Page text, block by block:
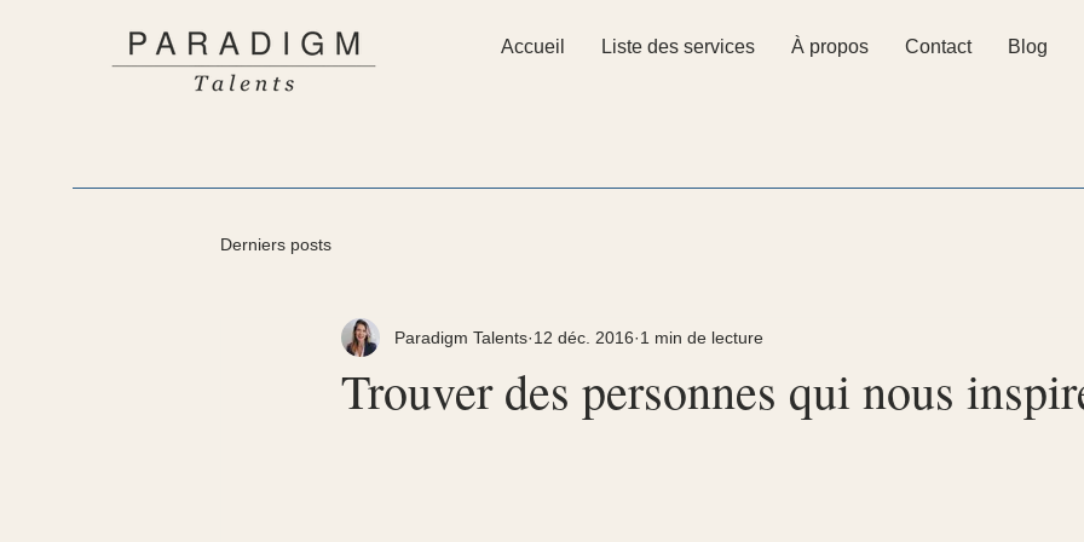
Accueil Liste des services À propos Contact Blog
Derniers posts
Trouver des personnes qui nous
Paradigm Talents 12 déc. 2016 1 min de lecture